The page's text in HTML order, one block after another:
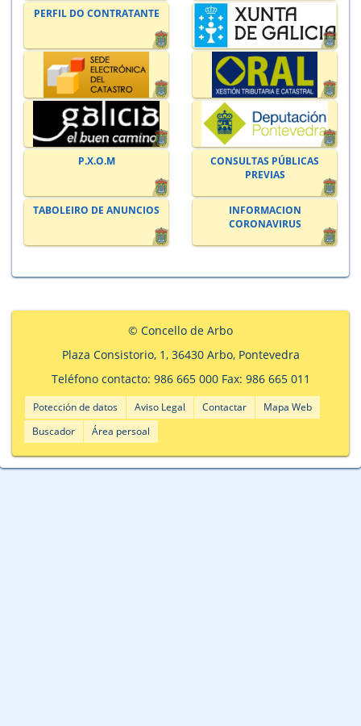
PERFIL DO CONTRATANTE
P.X.O.M
CONSULTAS PÚBLICAS
PREVIAS
TABOLEIRO DE ANUNCIOS
INFORMACION
CORONAVIRUS
© Concello de Arbo
Plaza Consistorio, 1, 36430 Arbo, Pontevedra
Teléfono contacto: 986 665 000 Fax: 986 665 011
Potección de datos Aviso Legal Contactar
Mapa Web
Buscador
Área persoal